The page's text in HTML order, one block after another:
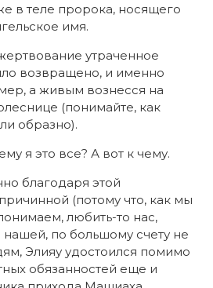
в теле пророка, носящего
имя.
утраченное
возвращено, и именно
а живым вознесся на
(понимайте, как
образно).
я это все? А вот к чему.
благодаря этой
(потому что, как мы
любить-то нас,
по большому счету не
Элияу удостоился помимо
обязанностей еще и